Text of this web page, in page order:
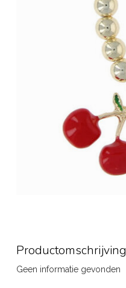
Productomschrijving
Geen informatie gevonden